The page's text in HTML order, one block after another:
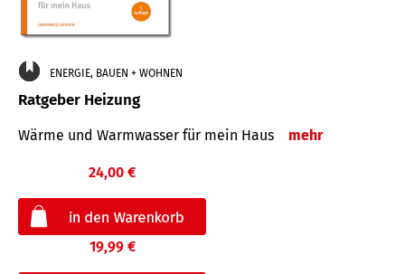
ENERGIE, BAUEN + WOHNEN
Ratgeber Heizung
Wärme und Warmwasser für mein Haus mehr
24,00 €
19,99 €